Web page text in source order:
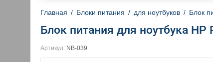
Главная / Блоки питания / для ноутбуков / Блок
Блок питания для ноутбука HP
Артикул: NB-039